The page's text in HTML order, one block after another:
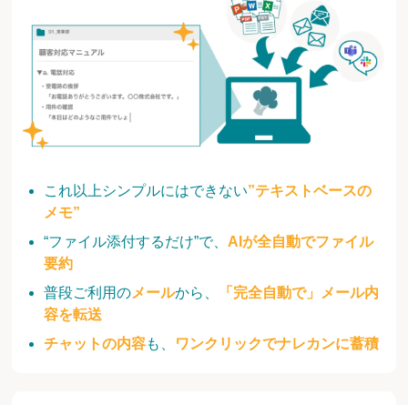
これ以上シンプルにはできない”テキストベースの
メモ”
“ファイル添付するだけ”で、 AIが全自動でファイル
要約
普段ご利用のメールから、
「完全自動で」メール内
容を転送
チャットの内容も、 ワンクリックでナレカンに蓄積